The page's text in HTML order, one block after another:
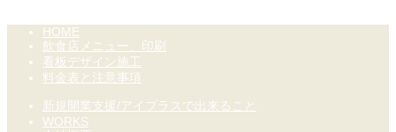
HOME
飲食店メニュー、印刷
看板デザイン施工
料金表と注意事項
新規開業支援/アイプラスで出来ること
WORKS